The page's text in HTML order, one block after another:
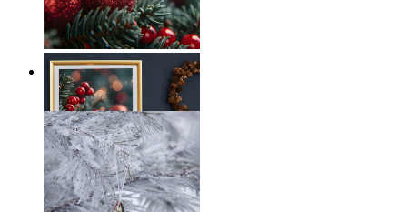
Jultrollbindning
Från 149 kr